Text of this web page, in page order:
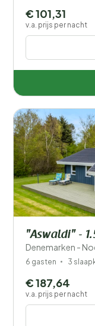
€ 101,31
v.a. prijs per nacht
"Aswaldi" -
Denemarken -
6 gasten 3
€ 187,64
v.a. prijs per nacht